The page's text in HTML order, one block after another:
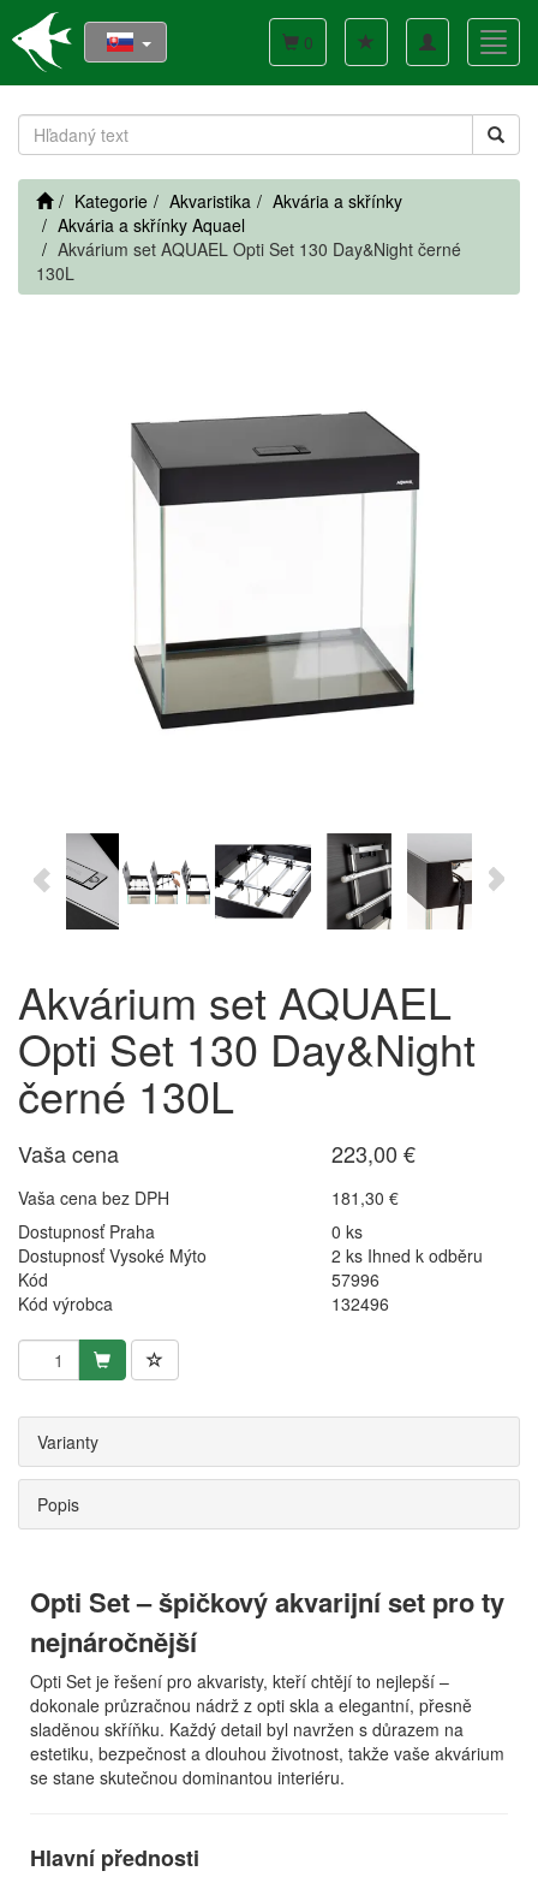
Toggle
navigation
0
Kategorie Akvaristika
Akvária a skřínky
Akvária a skřínky Aquael
Akvárium set AQUAEL Opti Set 130 Day&Night černé
130L
Akvárium set AQUAEL
Opti Set 130 Day&Night
černé 130L
Vaša cena 223,00 €
Vaša cena bez DPH
181,30 €
Dostupnosť Praha
0 ks
Dostupnosť Vysoké Mýto
2 ks Ihned k odběru
Kód
57996
Kód výrobca
132496
Varianty
Popis
Opti Set – špičkový akvarijní set pro ty
nejnáročnější
Opti Set je řešení pro akvaristy, kteří chtějí to nejlepší –
dokonale průzračnou nádrž z opti skla a elegantní, přesně
sladěnou skříňku. Každý detail byl navržen s důrazem na
estetiku, bezpečnost a dlouhou životnost, takže vaše akvárium
se stane skutečnou dominantou interiéru.
Hlavní přednosti